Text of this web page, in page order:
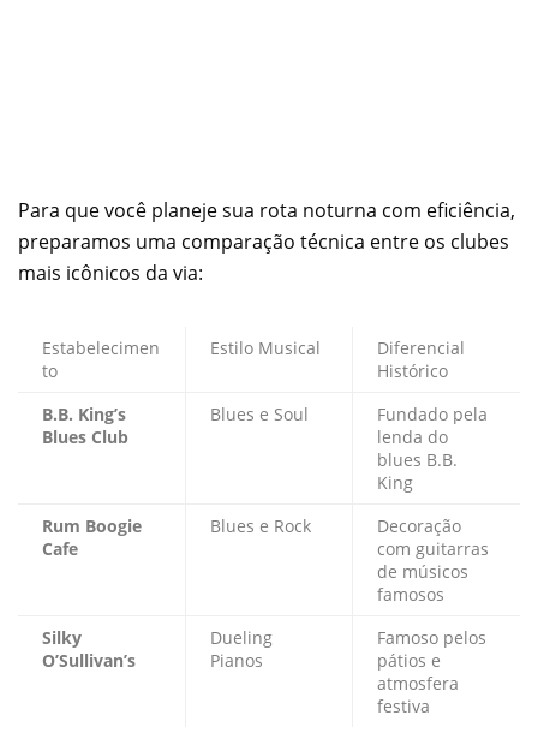
Para que você planeje sua rota noturna com eficiência,
preparamos uma comparação técnica entre os clubes
mais icônicos da via:
Estabelecimen
to
Estilo Musical
Diferencial
Histórico
B.B. King’s
Blues Club
Blues e Soul
Fundado pela
lenda do
blues B.B.
King
Rum Boogie
Cafe
Blues e Rock
Decoração
com guitarras
de músicos
famosos
Silky
O’Sullivan’s
Dueling
Pianos
Famoso pelos
pátios e
atmosfera
festiva